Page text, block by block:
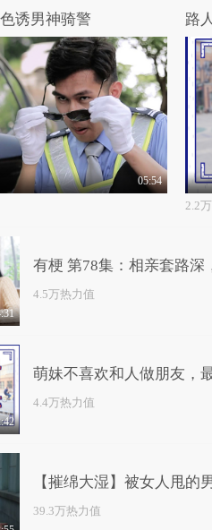
诱男神骑警
05:54
2.2
有梗 第78集：相亲套路深
4.5万热力值
萌妹不喜欢和人做朋友，
4.4万热力值
【摧绵大湿】被女人甩的
39.3万热力值